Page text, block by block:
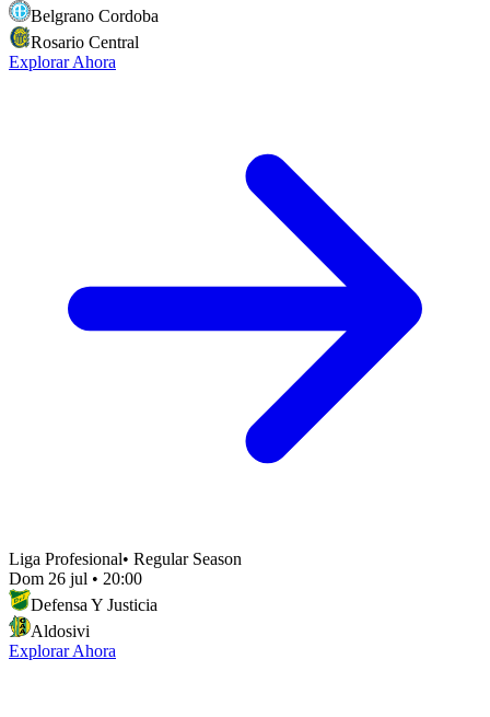
Belgrano Cordoba
Rosario Central
Explorar Ahora
Liga Profesional• Regular Season
Dom 26 jul • 20:00
Defensa Y Justicia
Aldosivi
Explorar Ahora